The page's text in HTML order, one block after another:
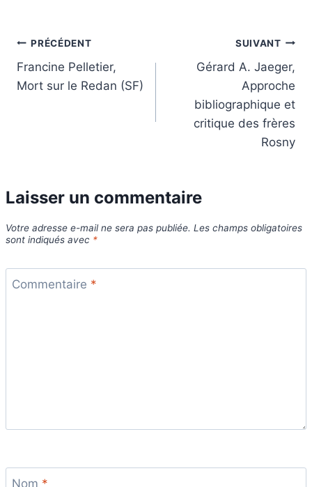
Navigation
de
PRÉCÉDENT
Francine Pelletier,
Mort sur le Redan (SF)
SUIVANT
Gérard A. Jaeger,
Approche
bibliographique et
critique des frères
Rosny
Laisser un commentaire
Votre adresse e-mail ne sera pas publiée. Les champs obligatoires
sont indiqués avec *
Commentaire *
Nom *